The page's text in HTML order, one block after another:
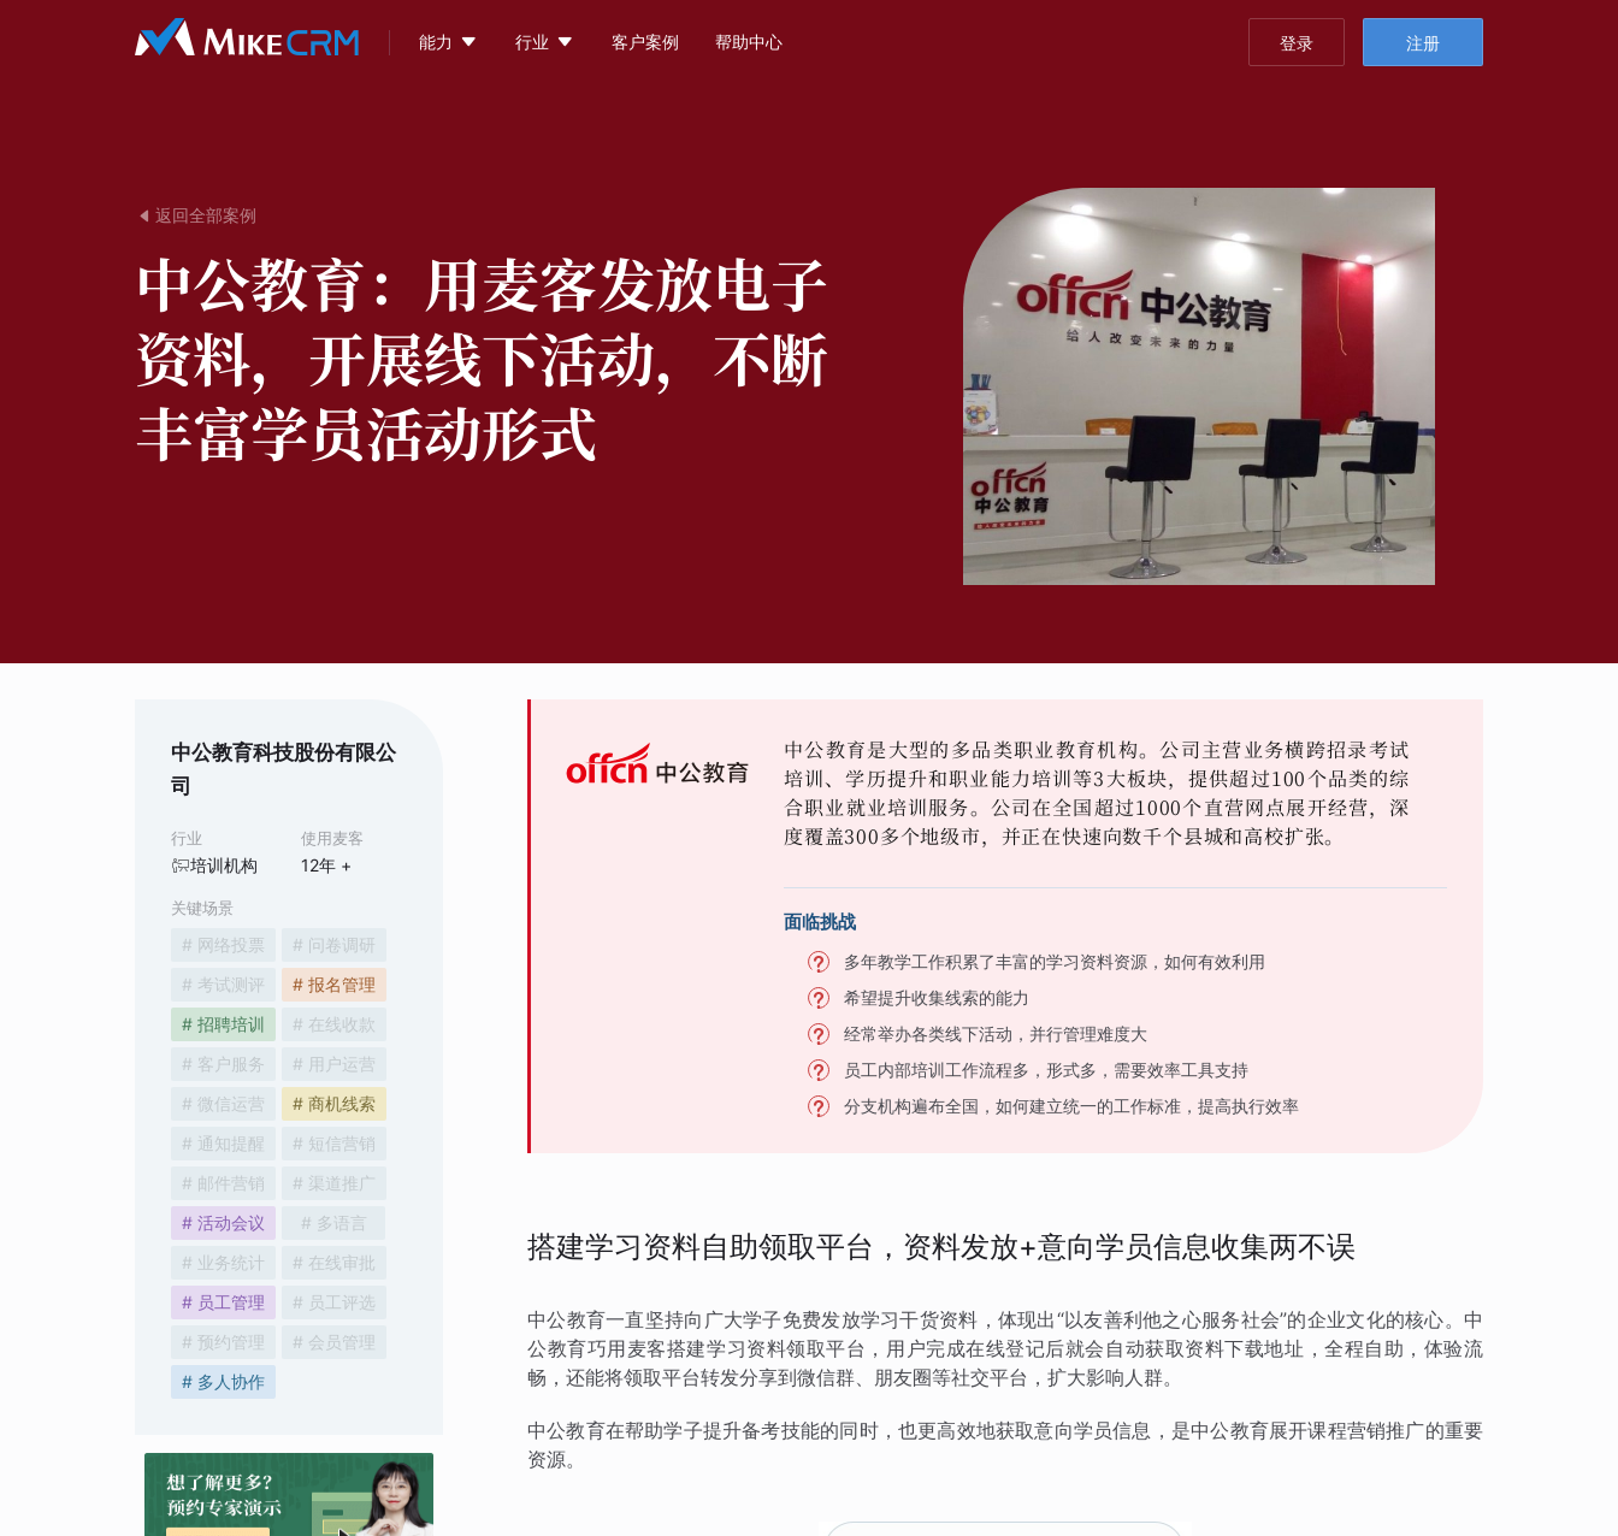
能力  行业  客户案例 帮助中心 登录 注册
 返回全部案例
中公教育： 用麦客发放电子
资料，开展线下活动，不断
丰富学员活动形式
中公教育科技股份有限公
司
行业
培训机构
使用麦客
12年 +
关键场景
# 网络投票
# 问卷调研
# 考试测评
# 报名管理
# 招聘培训
# 在线收款
# 客户服务
# 用户运营
# 微信运营
# 商机线索
# 通知提醒
# 短信营销
# 邮件营销
# 渠道推广
# 活动会议
# 多语言
# 业务统计
# 在线审批
# 员工管理
# 员工评选
# 预约管理
# 会员管理
# 多人协作
中公教育是大型的多品类职业教育机构。公司主营业务横跨招录考试
培训、学历提升和职业能力培训等3大板块，提供超过100个品类的综
合职业就业培训服务。公司在全国超过1000个直营网点展开经营，深
度覆盖300多个地级市，并正在快速向数千个县城和高校扩张。
面临挑战
多年教学工作积累了丰富的学习资料资源，如何有效利用
希望提升收集线索的能力
经常举办各类线下活动，并行管理难度大
员工内部培训工作流程多，形式多，需要效率工具支持
分支机构遍布全国，如何建立统一的工作标准，提高执行效率
搭建学习资料自助领取平台，资料发放+意向学员信息收集两不误
中公教育一直坚持向广大学子免费发放学习干货资料，体现出“以友善利他之心服务社会”的企业文化的核心。中
公教育巧用麦客搭建学习资料领取平台，用户完成在线登记后就会自动获取资料下载地址，全程自助，体验流
畅，还能将领取平台转发分享到微信群、朋友圈等社交平台，扩大影响人群。
中公教育在帮助学子提升备考技能的同时，也更高效地获取意向学员信息，是中公教育展开课程营销推广的重要
资源。